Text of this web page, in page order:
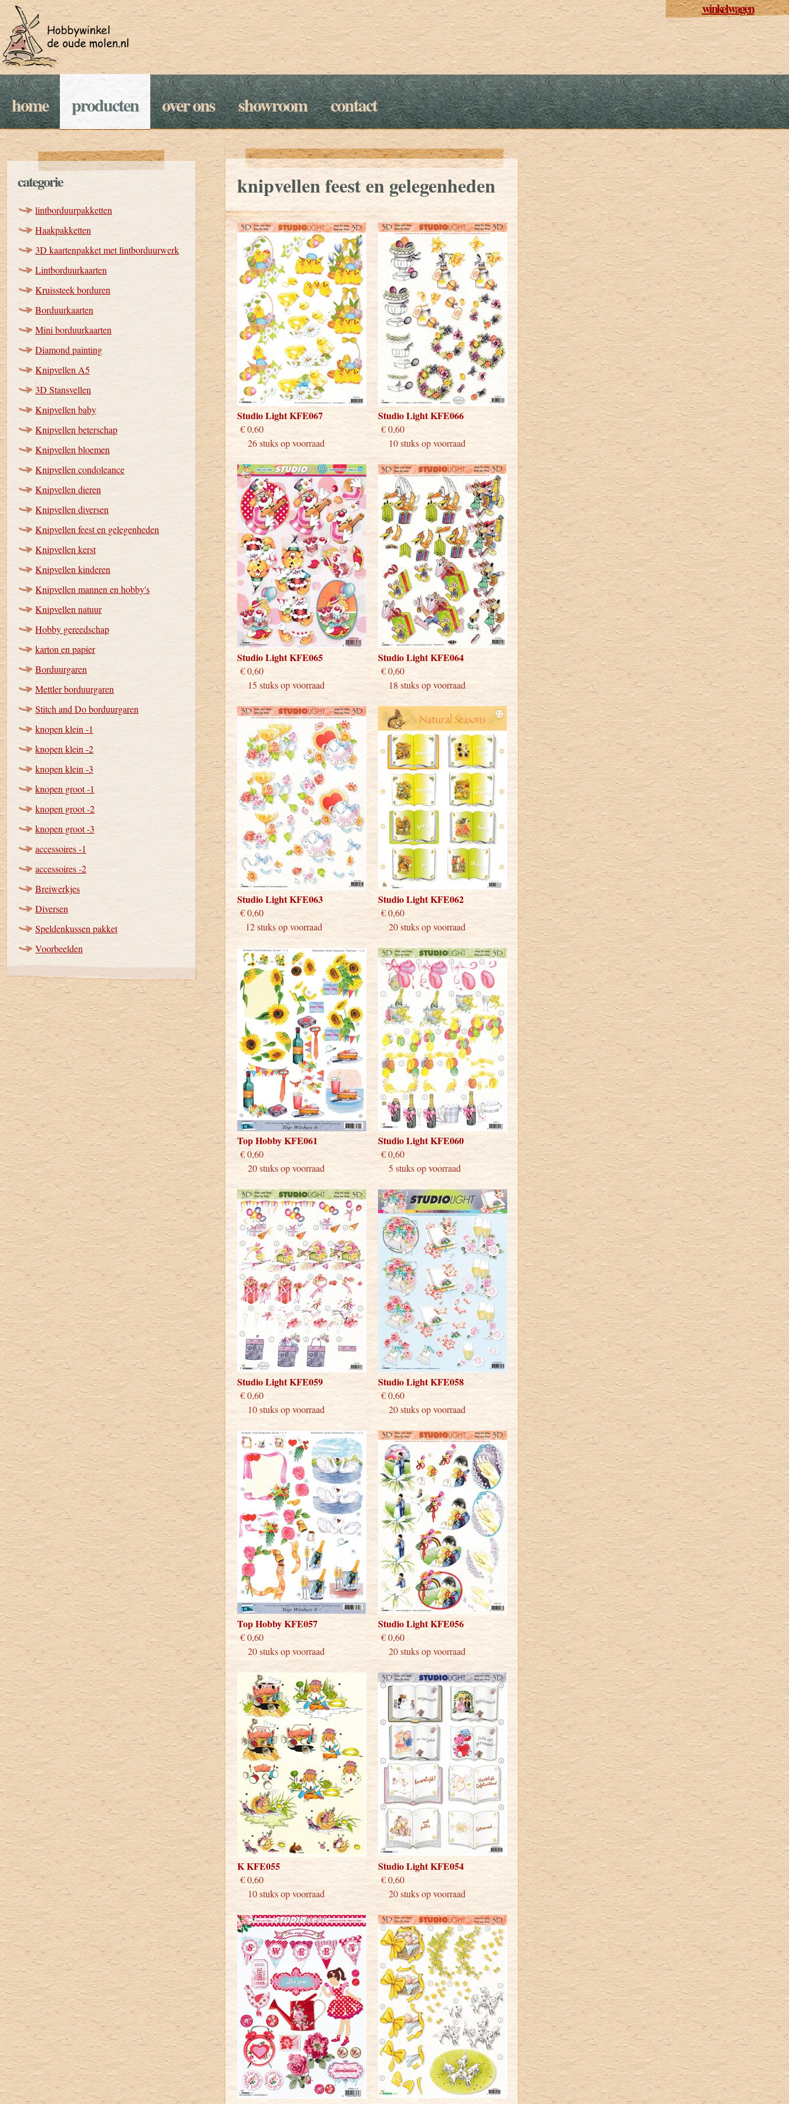
winkelwagen
home producten over ons showroom contact
categorie
lintborduurpakketten
Haakpakketten
3D kaartenpakket met lintborduurwerk
Lintborduurkaarten
Kruissteek borduren
Borduurkaarten
Mini borduurkaarten
Diamond painting
Knipvellen A5
3D Stansvellen
Knipvellen baby
Knipvellen beterschap
Knipvellen bloemen
Knipvellen condoleance
Knipvellen dieren
Knipvellen diversen
Knipvellen feest en gelegenheden
Knipvellen kerst
Knipvellen kinderen
Knipvellen mannen en hobby's
Knipvellen natuur
Hobby gereedschap
karton en papier
Borduurgaren
Mettler borduurgaren
Stitch and Do borduurgaren
knopen klein -1
knopen klein -2
knopen klein -3
knopen groot -1
knopen groot -2
knopen groot -3
accessoires -1
accessoires -2
Breiwerkjes
Diversen
Speldenkussen pakket
Voorbeelden
knipvellen feest en gelegenheden
Studio Light KFE067
€ 0,60
26 stuks op voorraad
Studio Light KFE066
€ 0,60
10 stuks op voorraad
Studio Light KFE065
€ 0,60
15 stuks op voorraad
Studio Light KFE064
€ 0,60
18 stuks op voorraad
Studio Light KFE063
€ 0,60
12 stuks op voorraad
Studio Light KFE062
€ 0,60
20 stuks op voorraad
Top Hobby KFE061
€ 0,60
20 stuks op voorraad
Studio Light KFE060
€ 0,60
5 stuks op voorraad
Studio Light KFE059
€ 0,60
10 stuks op voorraad
Studio Light KFE058
€ 0,60
20 stuks op voorraad
Top Hobby KFE057
€ 0,60
20 stuks op voorraad
Studio Light KFE056
€ 0,60
20 stuks op voorraad
K KFE055
€ 0,60
10 stuks op voorraad
Studio Light KFE054
€ 0,60
20 stuks op voorraad